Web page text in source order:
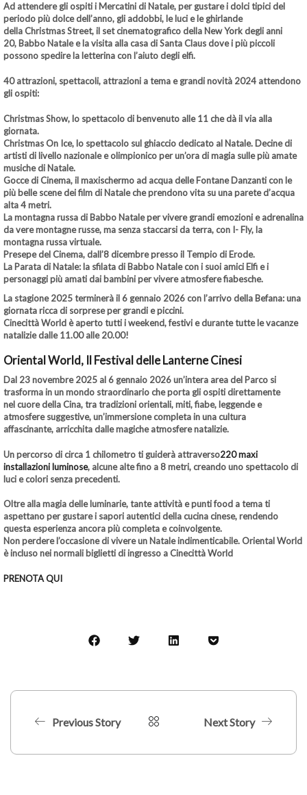
Ad attendere gli ospiti i Mercatini di Natale, per gustare i dolci tipici del
periodo più dolce dell’anno, gli addobbi, le luci e le ghirlande
dellaChristmas Street,il set cinematografico della New York degli anni
20, Babbo Natalee la visita allacasa di Santa Clausdove i più piccoli
possono spedire la letterina con l’aiuto degli elfi.
40 attrazioni, spettacoli, attrazioni a tema e grandi novità 2024 attendono
gli ospiti:
Christmas Show, lo spettacolo di benvenuto alle 11 che dà il via alla
giornata.
Christmas On Ice,lo spettacolo sul ghiaccio dedicato al Natale. Decine di
artisti di livello nazionale e olimpionico per un’ora di magia sulle più amate
musiche di Natale.
Gocce di Cinema,il maxischermo ad acqua delle Fontane Danzanti con le
più belle scene dei film di Natale che prendono vita su una parete d’acqua
alta 4 metri.
La montagna russa di Babbo Nataleper vivere grandi emozioni e adrenalina
da vere montagne russe, ma senza staccarsi da terra, con I- Fly, la
montagna russa virtuale.
Presepe del Cinema, dall’8 dicembre presso il Tempio di Erode.
La Parata di Natale:la sfilata di Babbo Natale con i suoi amici Elfi e i
personaggi più amati dai bambini per vivere atmosfere fiabesche.
La stagione 2025 terminerà il 6 gennaio 2026 con l’arrivo della Befana: una
giornata ricca di sorprese per grandi e piccini.
Cinecittà World è aperto tutti i weekend, festivi e durante tutte le vacanze
natalizie dalle 11.00 alle 20.00!
Oriental World, Il Festival delle Lanterne Cinesi
Dal 23 novembre 2025 al 6 gennaio 2026un’intera area del Parco si
trasforma in un mondo straordinario che porta gli ospiti direttamente
nelcuore della Cina, tratradizioni orientali, miti, fiabe, leggende e
atmosfere suggestive,un’immersione completa in una cultura
affascinante, arricchita dalle magiche atmosfere natalizie.
Un percorso di circa 1 chilometro ti guiderà attraverso220 maxi
installazioni luminose, alcune alte fino a 8 metri, creando uno spettacolo di
luci e colori senza precedenti.
Oltre alla magia delle luminarie, tante attività e punti food a tema ti
aspettano per gustare i sapori autentici della cucina cinese, rendendo
questa esperienza ancora più completa e coinvolgente.
Non perdere l’occasione di vivere un Natale indimenticabile. Oriental World
è incluso nei normali biglietti di ingresso a Cinecittà World
PRENOTA QUI
Previous Story Next Story